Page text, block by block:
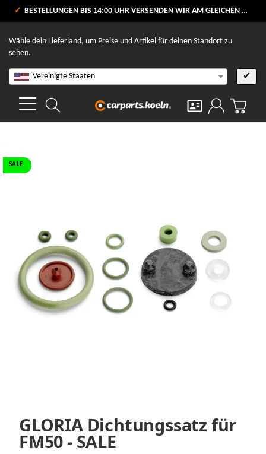
VERSANDKOSTENFREI AB 80 €
BESTELLUNGEN BIS 14:00 UHR VERSENDEN WIR AM GLEICHEN WERKTAG
Wähle dein Lieferland, um Preise und Artikel für deinen Standort zu
sehen.
Vereinigte Staaten ✔
SALE
GLORIA Dichtungssatz für
FM50 - SALE